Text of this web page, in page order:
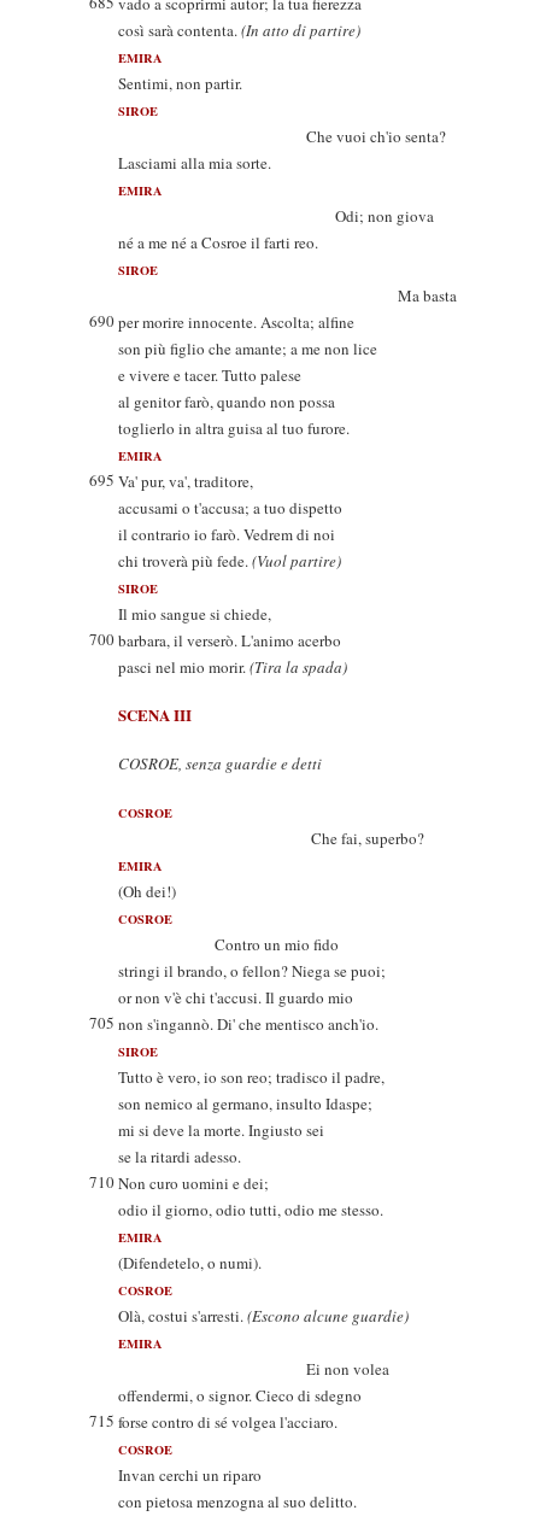
così sarà contenta.(In atto di partire)
EMIRA
Sentimi, non partir.
SIROE
Che vuoi ch'io senta?
Lasciami alla mia sorte.
EMIRA
Odi; non giova
né a me né a Cosroe il farti reo.
SIROE
Ma basta
690per morire innocente. Ascolta; alfine
son più figlio che amante; a me non lice
e vivere e tacer. Tutto palese
al genitor farò, quando non possa
toglierlo in altra guisa al tuo furore.
EMIRA
695 Va' pur, va', traditore,
accusami o t'accusa; a tuo dispetto
il contrario io farò. Vedrem di noi
chi troverà più fede.(Vuol partire)
SIROE
Il mio sangue si chiede,
700barbara, il verserò. L'animo acerbo
pasci nel mio morir.(Tira la spada)
SCENA III
COSROE, senza guardie e detti
COSROE
Che fai, superbo?
EMIRA
(Oh dei!)
COSROE
Contro un mio fido
stringi il brando, o fellon? Niega se puoi;
or non v'è chi t'accusi. Il guardo mio
705 non s'ingannò. Di' che mentisco anch'io.
SIROE
Tutto è vero, io son reo; tradisco il padre,
son nemico al germano, insulto Idaspe;
mi si deve la morte. Ingiusto sei
se la ritardi adesso.
710Non curo uomini e dei;
odio il giorno, odio tutti, odio me stesso.
EMIRA
(Difendetelo, o numi).
COSROE
Olà, costui s'arresti.(Escono alcune guardie)
EMIRA
Ei non volea
offendermi, o signor. Cieco di sdegno
715 forse contro di sé volgea l'acciaro.
COSROE
Invan cerchi un riparo
con pietosa menzogna al suo delitto.